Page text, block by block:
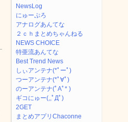
NewsLog
にゅーぷろ
アナログあんてな
２ｃｈまとめちゃんねる
NEWS CHOICE
特亜流あんてな
Best Trend News
しぃアンテナ(*ﾟーﾟ)
つーアンテナ(*ﾟ∀ﾟ)
のーアンテナ(ﾟAﾟ* )
ギコにゅー(,,ﾟДﾟ)
2GET
まとめアプリChaconne